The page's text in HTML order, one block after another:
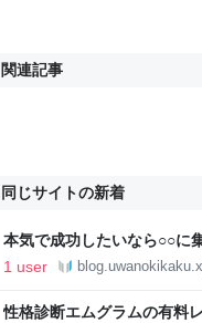
関連記事
同じサイトの新着
本気で成功したいなら○○に
クのキカクメモ│問題解決の
1 user
性格診断エムグラムの有料